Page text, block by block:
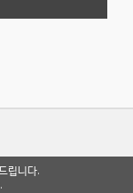
립니다.